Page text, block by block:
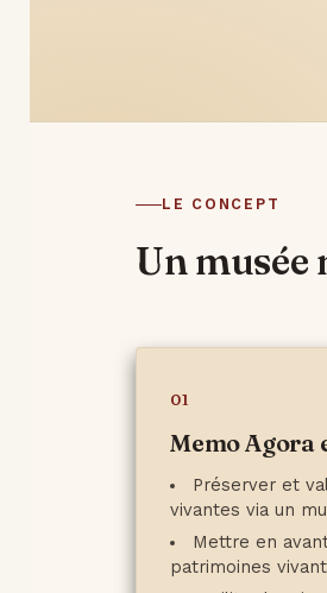
LE CONCEPT
Un
01
Memo Agora
Préserver et
vivantes via un
Mettre en
patrimoines